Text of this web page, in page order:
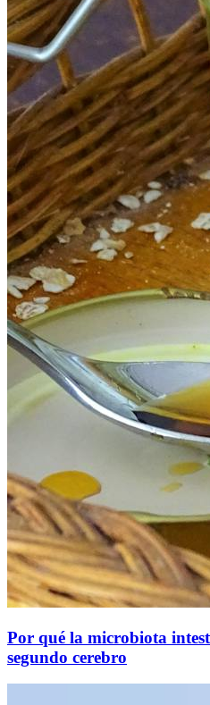
Por qué la microbiota
segundo cerebro